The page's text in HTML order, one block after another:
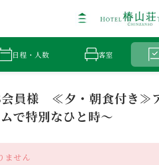
日程・人数 客室
員様 ≪夕・朝食付き≫
で特別なひと時～
ません